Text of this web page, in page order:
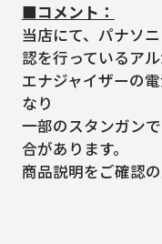
■コメント：
当店にて、パナソ
認を行っているアル
エナジャイザーの
なり
一部のスタンガン
合があります。
商品説明をご確認